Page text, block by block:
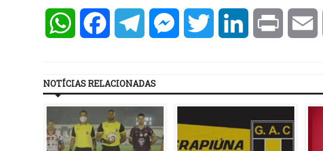
WhatsAppFacebookTelegramMessengerTwitter LinkedInPrint
NOTÍCIAS RELACIONADAS